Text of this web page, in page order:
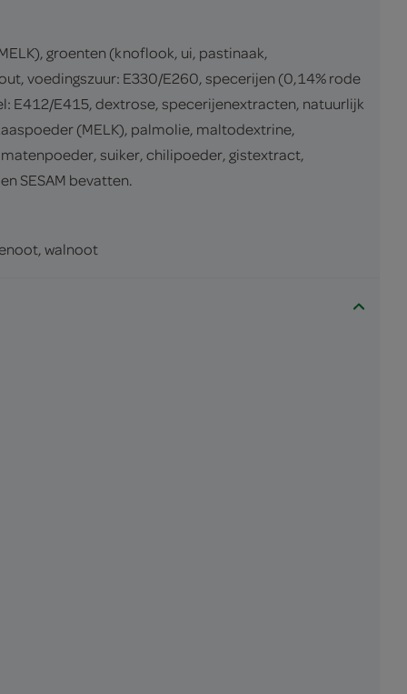
groenten (knoflook, ui, pastinaak,
voedingszuur: E330/E260, specerijen (0,14% rode
E412/E415, dextrose, specerijenextracten, natuurlijk
(MELK), palmolie, maltodextrine,
suiker, chilipoeder, gistextract,
SESAM bevatten.
walnoot